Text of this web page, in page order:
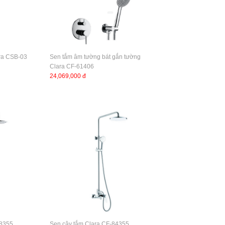
CSB-03
Sen tắm âm tường bát gắn tường
Clara CF-61406
24,069,000 đ